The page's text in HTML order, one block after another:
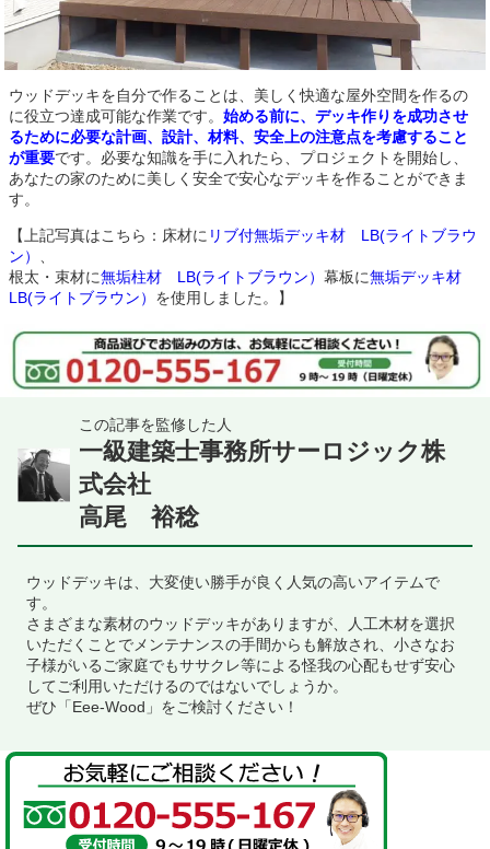
ウッドデッキを自分で作ることは、美しく快適な屋外空間を作るの
に役立つ達成可能な作業です。 始める前に、デッキ作りを成功させ
るために必要な計画、設計、材料、安全上の注意点を考慮すること
が重要です。必要な知識を手に入れたら、プロジェクトを開始し、
あなたの家のために美しく安全で安心なデッキを作ることができま
す。
【上記写真はこちら：床材に リブ付無垢デッキ材 LB(ライトブラウ
ン） 、
根太・束材に無垢柱材 LB(ライトブラウン） 幕板に無垢デッキ材
LB(ライトブラウン） を使用しました。】
この記事を監修した人
一級建築士事務所サーロジック株
式会社
高尾 裕稔
ウッドデッキは、大変使い勝手が良く人気の高いアイテムで
す。
さまざまな素材のウッドデッキがありますが、人工木材を選択
いただくことでメンテナンスの手間からも解放され、小さなお
子様がいるご家庭でもササクレ等による怪我の心配もせず安心
してご利用いただけるのではないでしょうか。
ぜひ「Eee-Wood」をご検討ください！